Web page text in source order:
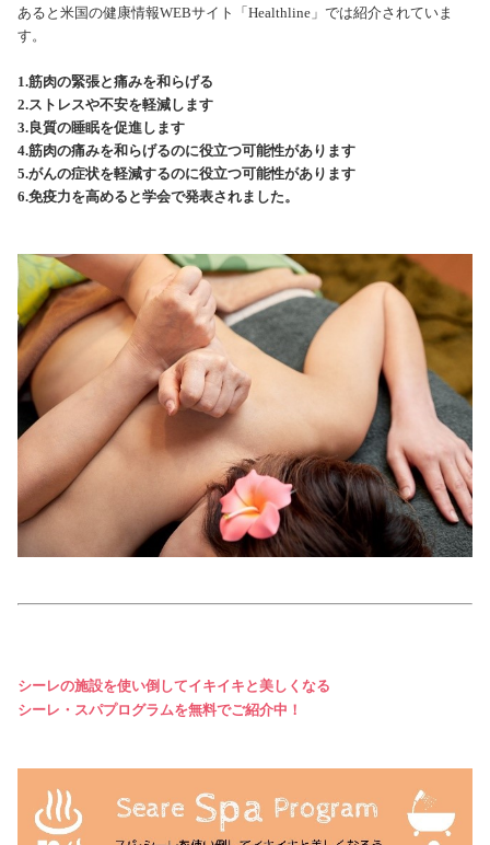
あると米国の健康情報WEBサイト「 Healthline 」では紹介されていま
す。
1.筋肉の緊張と痛みを和らげる
2.ストレスや不安を軽減します
3.良質の睡眠を促進します
4.筋肉の痛みを和らげるのに役立つ可能性があります
5.がんの症状を軽減するのに役立つ可能性があります
6.免疫力を高めると学会で発表されました。
シーレの施設を使い倒してイキイキと美しくなる
シーレ・スパプログラムを無料でご紹介中！